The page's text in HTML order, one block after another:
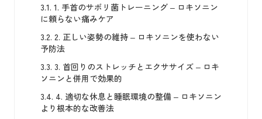
3.1. 1. 手首のサボリ菌トレーニング – ロキソニン
に頼らない痛みケア
3.2. 2. 正しい姿勢の維持 – ロキソニンを使わない
予防法
3.3. 3. 首回りのストレッチとエクササイズ – ロキ
ソニンと併用で効果的
3.4. 4. 適切な休息と睡眠環境の整備 – ロキソニン
より根本的な改善法